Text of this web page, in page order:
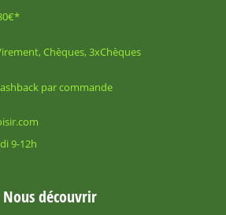
Chèques, 3xChèques
par commande
9-12h
Nous découvrir